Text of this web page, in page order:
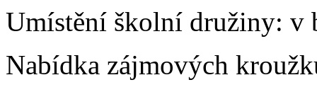
Umístění školní družiny: v
Nabídka zájmových